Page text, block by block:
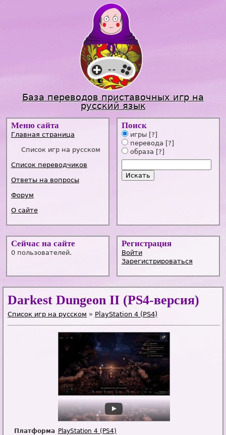
Jump to navigation
База переводов приставочных игр на
русский язык
Меню сайта
Главная страница
Список игр на русском
Список переводчиков
Ответы на вопросы
Форум
О сайте
Поиск
игры [?]
перевода [?]
образа [?]
Сейчас на сайте
0 пользователей.
Регистрация
Войти
Зарегистрироваться
Darkest Dungeon II (PS4-версия)
Список игр на русском » PlayStation 4 (PS4)
Платформа PlayStation 4 (PS4)